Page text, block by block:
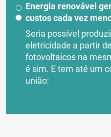
Energia renovável
custos cada vez
Seria possível
eletricidade a partir
fotovoltaicos na
é sim. E tem até um
união: